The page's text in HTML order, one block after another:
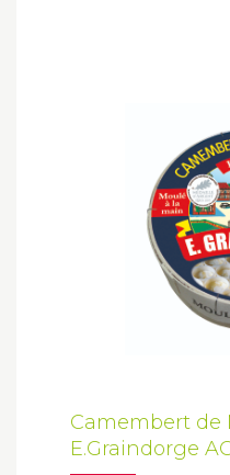
Camembert de
E.Graindorge